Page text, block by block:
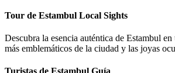
Tour de Estambul Local Sights
Descubra la esencia auténtica de Estambul
más emblemáticos de la ciudad y las joyas
Turistas de Estambul Guía